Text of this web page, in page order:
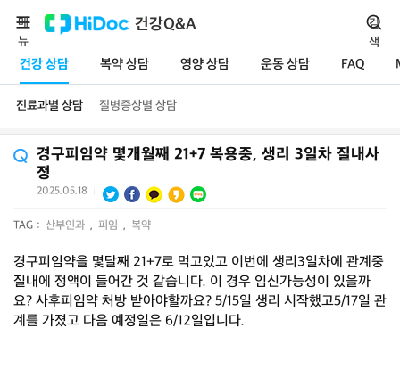
건강Q&A
건강 상담 복약 상담 영양 상담 운동 상담 FAQ
메
뉴
검
색
진료과별 상담 질병증상별 상담
경구피임약 몇개월째 21+7 복용중, 생리 3일차 질내사
정
2025.05.18
TAG : 산부인과 , 피임 , 복약
경구피임약을 몇달째 21+7로 먹고있고 이번에 생리3일차에 관계중
질내에 정액이 들어간 것 같습니다. 이 경우 임신가능성이 있을까
요? 사후피임약 처방 받아야할까요? 5/15일 생리 시작했고5/17일 관
계를 가졌고 다음 예정일은 6/12일입니다.